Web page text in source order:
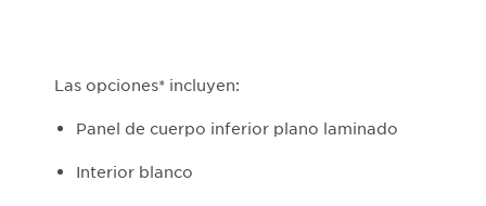
Las opciones* incluyen:
Panel de cuerpo inferior plano laminado
Interior blanco